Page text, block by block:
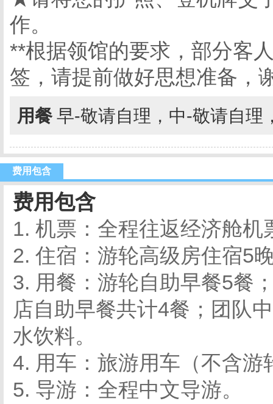
作。
**根据领馆的要求，部分客
签，请提前做好思想准备，
用餐 早-敬请自理，中-敬请自理
费用包含
费用包含
1. 机票：全程往返经济舱机
2. 住宿：游轮高级房住宿5
3. 用餐：游轮自助早餐5餐
店自助早餐共计4餐；团队
水饮料。
4. 用车：旅游用车（不含游
5. 导游：全程中文导游。